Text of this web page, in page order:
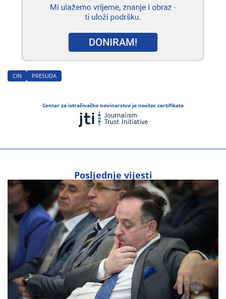
CIN PRESUDA
Centar za istraživačko novinarstvo je nosilac certifikata
Posljednje vijesti